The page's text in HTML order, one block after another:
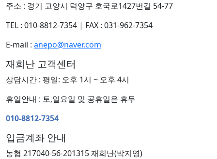
주소 : 경기 고양시 덕양구 호국로1427번길 54-77
TEL : 010-8812-7354 | FAX : 031-962-7354
E-mail : anepo@naver.com
재희난 고객센터
상담시간 : 평일: 오후 1시 ~ 오후 4시
휴일안내 : 토,일요일 및 공휴일은 휴무
010-8812-7354
입금계좌 안내
농협 217040-56-201315 재희난(박지영)